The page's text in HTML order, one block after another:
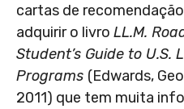
cartas de
adquirir o livro LL.M.
Student’s Guide to U.S.
Programs (Edwards,
2011) que tem muita